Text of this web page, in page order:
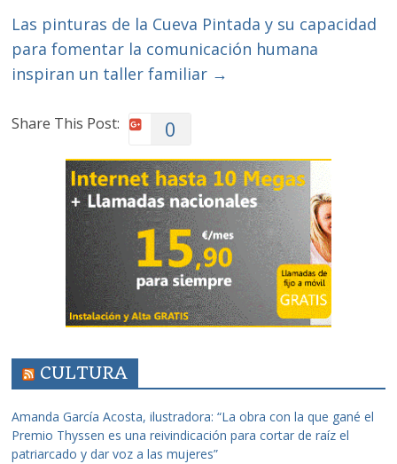
Las pinturas de la Cueva Pintada y su capacidad
para fomentar la comunicación humana
inspiran un taller familiar →
Share This Post: 0
CULTURA
Amanda García Acosta, ilustradora: “La obra con la que gané el
Premio Thyssen es una reivindicación para cortar de raíz el
patriarcado y dar voz a las mujeres”